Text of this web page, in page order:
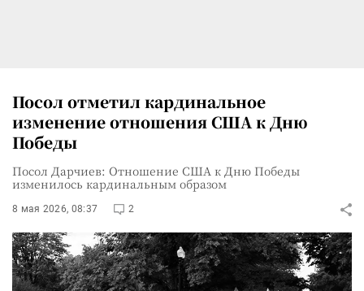
Посол отметил кардинальное
изменение отношения США к Дню
Победы
Посол Дарчиев: Отношение США к Дню Победы
изменилось кардинальным образом
8 мая 2026, 08:37 2